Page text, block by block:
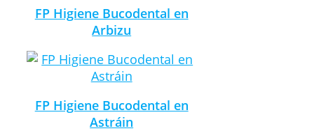
FP Higiene Bucodental en
Arbizu
FP Higiene Bucodental en
Astráin